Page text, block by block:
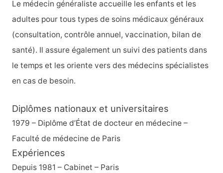
Le médecin généraliste accueille les enfants et les
adultes pour tous types de soins médicaux généraux
(consultation, contrôle annuel, vaccination, bilan de
santé). Il assure également un suivi des patients dans
le temps et les oriente vers des médecins spécialistes
en cas de besoin.
Diplômes nationaux et universitaires
1979 – Diplôme d’État de docteur en médecine –
Faculté de médecine de Paris
Expériences
Depuis 1981 – Cabinet – Paris